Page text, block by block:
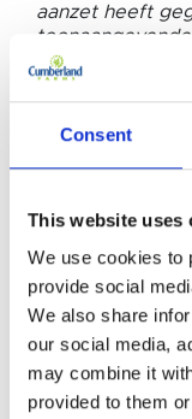
Consent
This website uses
We use cookies to
provide social
We also share
our social media,
may combine it
provided to them
aanzet heeft
Europa.